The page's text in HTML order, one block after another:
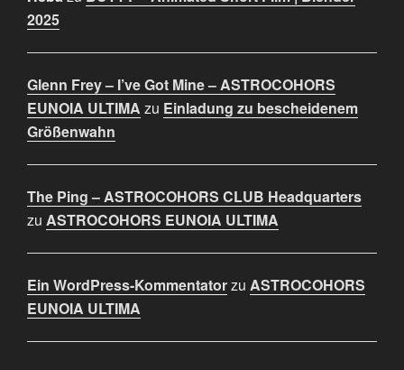
2025
Glenn Frey – I’ve Got Mine – ASTROCOHORS
EUNOIA ULTIMA zu Einladung zu bescheidenem
Größenwahn
The Ping – ASTROCOHORS CLUB Headquarters
zu ASTROCOHORS EUNOIA ULTIMA
Ein WordPress-Kommentatorzu ASTROCOHORS
EUNOIA ULTIMA